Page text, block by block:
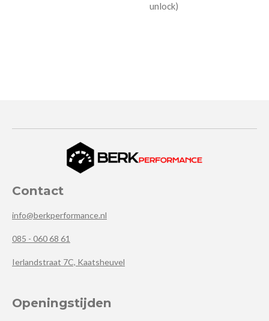
unlock)
Contact
info@berkperformance.nl
085 - 060 68 61
Ierlandstraat 7C, Kaatsheuvel
Openingstijden